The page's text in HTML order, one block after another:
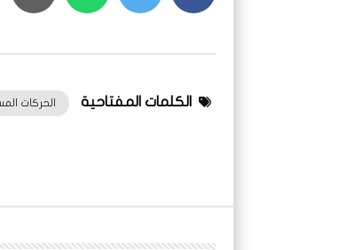
الكلمات المفتاحية الحركات